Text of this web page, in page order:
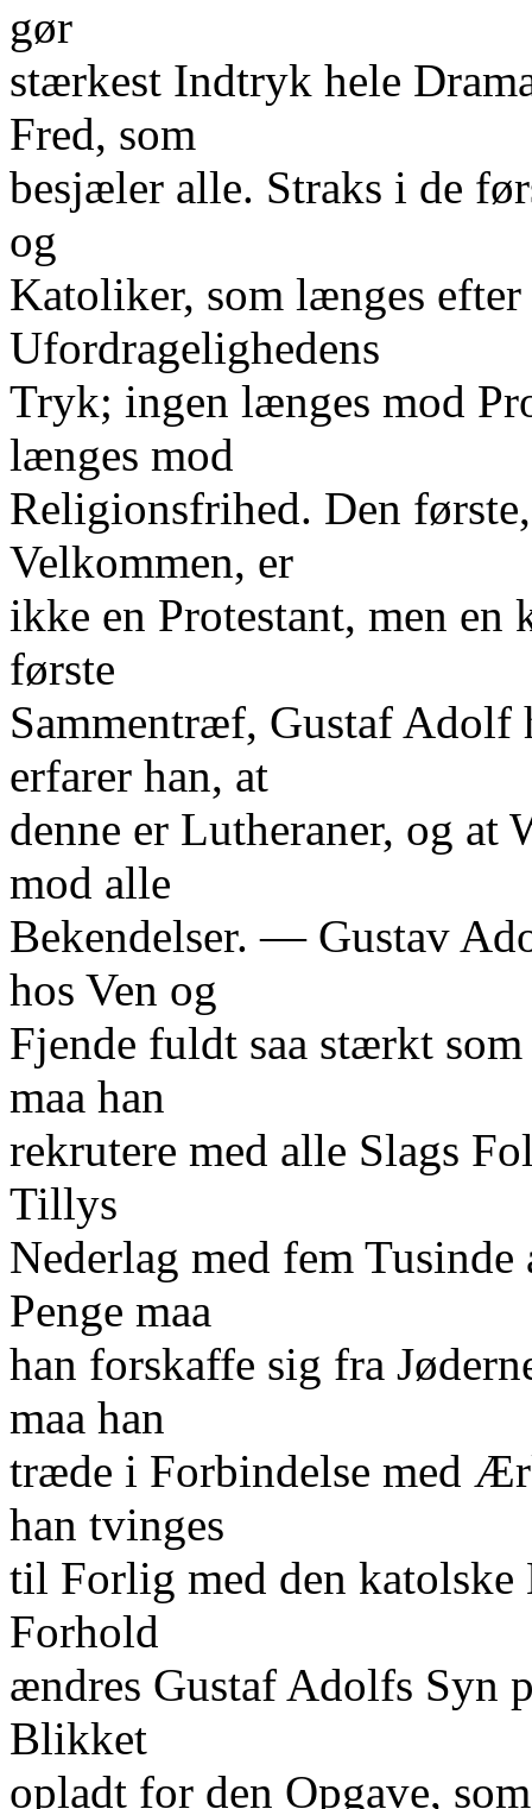
gør
stærkest Indtryk hele
Fred, som
besjæler alle. Straks i de
og
Katoliker, som længes
Ufordragelighedens
Tryk; ingen længes mod
længes mod
Religionsfrihed. Den
Velkommen, er
ikke en Protestant, men
første
Sammentræf, Gustaf Adolf
erfarer han, at
denne er Lutheraner, og at
mod alle
Bekendelser. — Gustav
hos Ven og
Fjende fuldt saa stærkt
maa han
rekrutere med alle Slags
Tillys
Nederlag med fem
Penge maa
han forskaffe sig fra
maa han
træde i Forbindelse med
han tvinges
til Forlig med den
Forhold
ændres Gustaf Adolfs Syn
Blikket
opladt for den Opgave,